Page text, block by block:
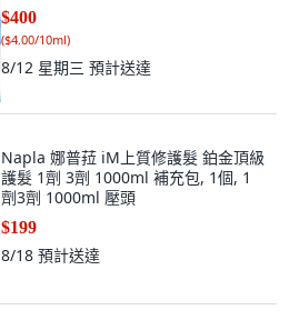
$400
($4.00/10ml)
8/12 星期三 預計送達
Napla 娜普菈 iM上質修護髮 鉑金頂級
護髮 1劑 3劑 1000ml 補充包, 1個, 1
劑3劑 1000ml 壓頭
$199
8/18 預計送達